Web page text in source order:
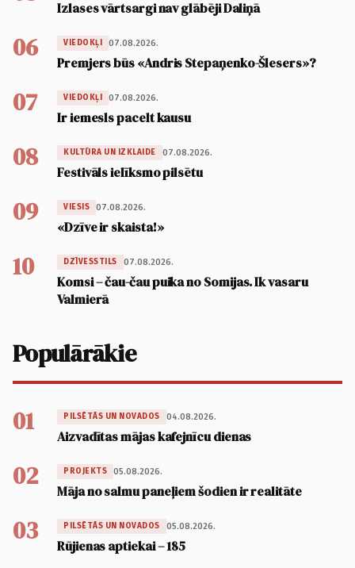
Izlases vārtsargi nav glābēji Daliņā
06 VIEDOKĻI 07.08.2026.
Premjers būs «Andris Stepaņenko-Šlesers»?
07 VIEDOKĻI 07.08.2026.
Ir iemesls pacelt kausu
08 KULTŪRA UN IZKLAIDE 07.08.2026.
Festivāls ielīksmo pilsētu
09 VIESIS 07.08.2026.
«Dzīve ir skaista!»
10 DZĪVESSTILS 07.08.2026.
Komsi – čau-čau puika no Somijas. Ik vasaru
Valmierā
Populārākie
01 PILSĒTĀS UN NOVADOS 04.08.2026.
Aizvadītas mājas kafejnīcu dienas
02 PROJEKTS 05.08.2026.
Māja no salmu paneļiem šodien ir realitāte
03 PILSĒTĀS UN NOVADOS 05.08.2026.
Rūjienas aptiekai – 185